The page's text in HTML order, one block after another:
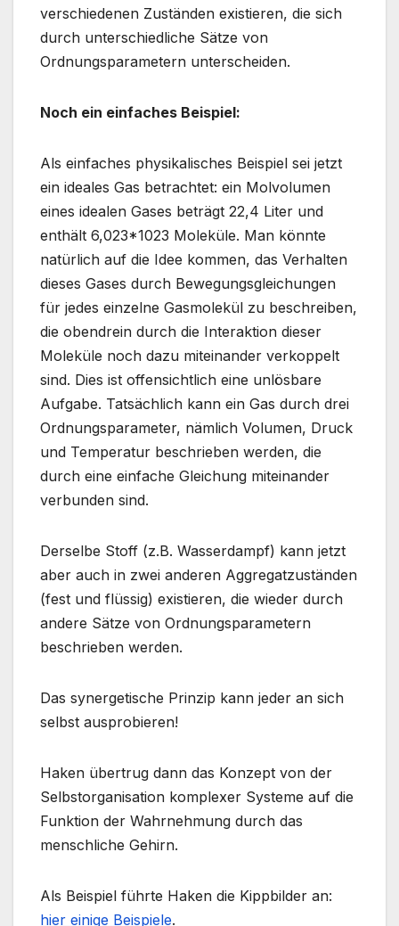
verschiedenen Zuständen existieren, die sich
durch unterschiedliche Sätze von
Ordnungsparametern unterscheiden.
Noch ein einfaches Beispiel:
Als einfaches physikalisches Beispiel sei jetzt
ein ideales Gas betrachtet: ein Molvolumen
eines idealen Gases beträgt 22,4 Liter und
enthält 6,023*1023 Moleküle. Man könnte
natürlich auf die Idee kommen, das Verhalten
dieses Gases durch Bewegungsgleichungen
für jedes einzelne Gasmolekül zu beschreiben,
die obendrein durch die Interaktion dieser
Moleküle noch dazu miteinander verkoppelt
sind. Dies ist offensichtlich eine unlösbare
Aufgabe. Tatsächlich kann ein Gas durch drei
Ordnungsparameter, nämlich Volumen, Druck
und Temperatur beschrieben werden, die
durch eine einfache Gleichung miteinander
verbunden sind.
Derselbe Stoff (z.B. Wasserdampf) kann jetzt
aber auch in zwei anderen Aggregatzuständen
(fest und flüssig) existieren, die wieder durch
andere Sätze von Ordnungsparametern
beschrieben werden.
Das synergetische Prinzip kann jeder an sich
selbst ausprobieren!
Haken übertrug dann das Konzept von der
Selbstorganisation komplexer Systeme auf die
Funktion der Wahrnehmung durch das
menschliche Gehirn.
Als Beispiel führte Haken die Kippbilder an:
hier einige Beispiele.